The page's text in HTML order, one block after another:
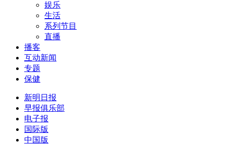
娱乐
生活
系列节目
直播
播客
互动新闻
专题
保健
新明日报
早报俱乐部
电子报
国际版
中国版